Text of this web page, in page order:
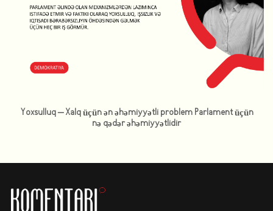
Yoxsulluq – Xalq üçün ən əhəmiyyətli problem Parlament üçün
nə qədər əhəmiyyətlidir